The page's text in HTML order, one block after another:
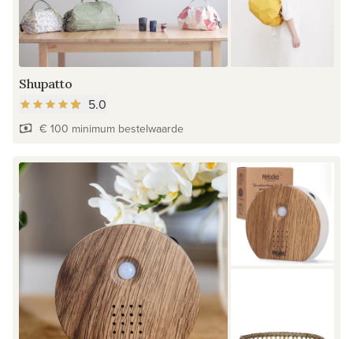
Shupatto
5.0
€ 100 minimum bestelwaarde